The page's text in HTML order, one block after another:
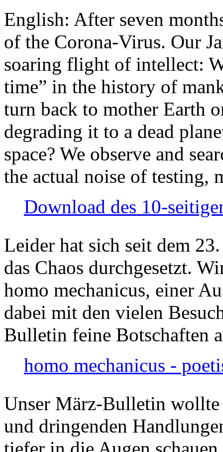
English: After seven
of the Corona-Virus. Our
soaring flight of intellect:
time” in the history of
turn back to mother Earth
degrading it to a dead
space? We observe and
the actual noise of testing,
Download des 10-
Leider hat sich seit dem
das Chaos durchgesetzt.
homo mechanicus, einer
dabei mit den vielen
Bulletin feine Botschaften
homo mechanicus -
Unser März-Bulletin
und dringenden